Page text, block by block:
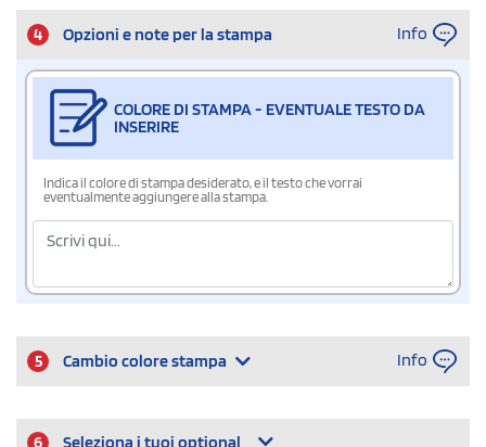
4 Opzioni e note per la stampa Info
COLORE DI STAMPA - EVENTUALE TESTO DA
INSERIRE
Indica il colore di stampa desiderato, e il testo che vorrai
eventualmente aggiungere alla stampa.
5 Cambio colore stampa Info
6 Seleziona i tuoi optional